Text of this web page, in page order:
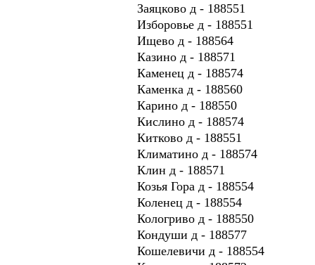
Заяцково д - 188551
Изборовье д - 188551
Ищево д - 188564
Казино д - 188571
Каменец д - 188574
Каменка д - 188560
Карино д - 188550
Кислино д - 188574
Китково д - 188551
Климатино д - 188574
Клин д - 188571
Козья Гора д - 188554
Коленец д - 188554
Кологриво д - 188550
Кондуши д - 188577
Кошелевичи д - 188554